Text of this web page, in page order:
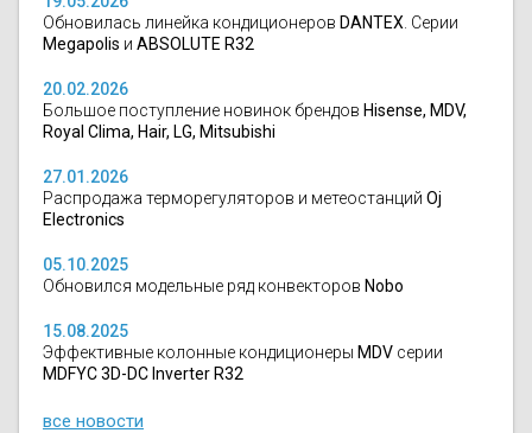
Обновилась линейка кондиционеров DANTEX . Серии
Megapolis и ABSOLUTE R32
20.02.2026
Большое поступление новинок брендов Hisense, MDV,
Royal Clima, Hair, LG, Mitsubishi
27.01.2026
Распродажа терморегуляторов и метеостанций Oj
Electronics
05.10.2025
Обновился модельные ряд конвекторов Nobo
15.08.2025
Эффективные колонные кондиционеры MDV серии
MDFYC 3D-DC Inverter R32
все новости